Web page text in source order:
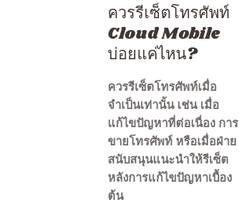
ควรรีเซ็ตโทรศัพท์
Cloud Mobile
บ่อยแค่ไหน?
ควรรีเซ็ตโทรศัพท์เมื่อ
จำเป็นเท่านั้น เช่น เมื่อ
แก้ไขปัญหาที่ต่อเนื่อง การ
ขายโทรศัพท์ หรือเมื่อฝ่าย
สนับสนุนแนะนำให้รีเซ็ต
หลังการแก้ไขปัญหาเบื้อง
ต้น